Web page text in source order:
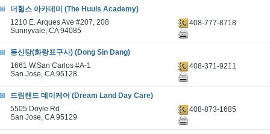
더헐스 아카데미 (The Huuls Academy)
1210 E. Arques Ave #207, 208
Sunnyvale, CA 94085
408-777-8718
동신당(화랑표구사) (Dong Sin Dang)
1661 W.San Carlos #A-1
San Jose, CA 95128
408-371-9211
드림랜드 데이케어 (Dream Land Day Care)
5505 Doyle Rd
San Jose, CA 95129
408-873-1685